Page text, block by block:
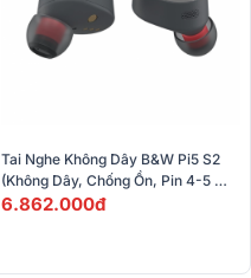
Tai Nghe Không Dây B&W Pi5 S2
(Không Dây, Chống Ồn, Pin 4-5
Giờ, IP54, Bluetooth 5.0)
6.862.000đ